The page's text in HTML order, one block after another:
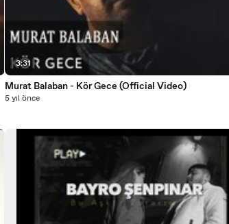
3:31
Murat Balaban - Kör Gece (Official Video)
5 yıl önce